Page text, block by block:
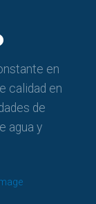
en
calidad en
de
agua y